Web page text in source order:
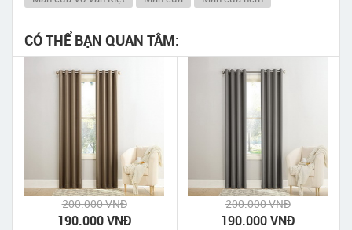
CÓ THỂ BẠN QUAN TÂM:
200.000 VNĐ
190.000 VNĐ
200.000 VNĐ
190.000 VNĐ